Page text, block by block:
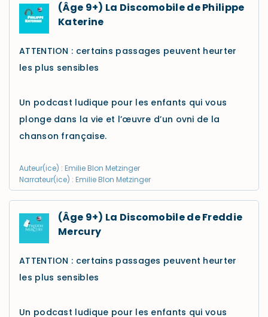
(Âge 9+) La Discomobile de Philippe
Katerine
ATTENTION : certains passages peuvent heurter
les plus sensibles
Un podcast ludique pour les enfants qui vous
plonge dans la vie et l’œuvre d’un ovni de la
chanson française.
Auteur(ice) : Emilie Blon Metzinger
Narrateur(ice) : Emilie Blon Metzinger
(Âge 9+) La Discomobile de Freddie
Mercury
ATTENTION : certains passages peuvent heurter
les plus sensibles
Un podcast ludique pour les enfants qui vous